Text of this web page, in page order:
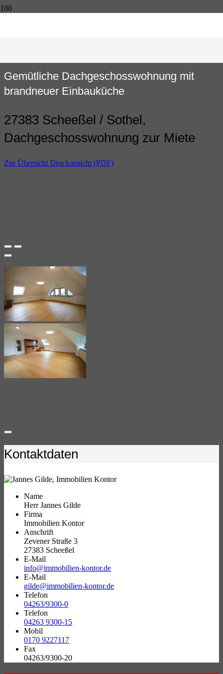
Gemütliche Dachgeschosswohnung mit
brandneuer Einbauküche
27383 Scheeßel / Sothel,
Dachgeschosswohnung zur Miete
Zur Übersicht Druckansicht (PDF)
Kontaktdaten
Name
Herr Jannes Gilde
Firma
Immobilien Kontor
Anschrift
Zevener Straße 3
27383 Scheeßel
E-Mail
info@immobilien-kontor.de
E-Mail
gilde@immobilien-kontor.de
Telefon
04263/9300-0
Telefon
04263 9300-15
Mobil
0170 9227117
Fax
04263/9300-20